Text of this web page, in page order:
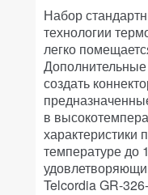
Набор
технологии
легко
создать
в
характеристики
температуре до
Telcordia GR-